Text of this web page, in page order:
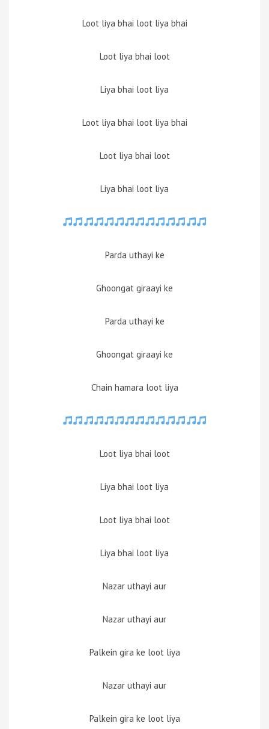
Loot liya bhai loot liya bhai
Loot liya bhai loot
Liya bhai loot liya
Loot liya bhai loot liya bhai
Loot liya bhai loot
Liya bhai loot liya
Parda uthayi ke
Ghoongat giraayi ke
Parda uthayi ke
Ghoongat giraayi ke
Chain hamara loot liya
Loot liya bhai loot
Liya bhai loot liya
Loot liya bhai loot
Liya bhai loot liya
Nazar uthayi aur
Nazar uthayi aur
Palkein gira ke loot liya
Nazar uthayi aur
Palkein gira ke loot liya